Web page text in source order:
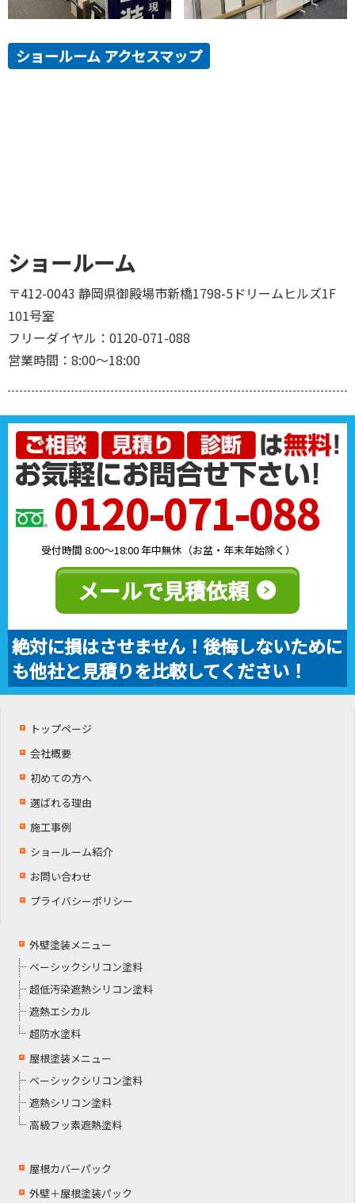
ショールーム アクセスマップ
ショールーム
〒412-0043 静岡県御殿場市新橋1798-5ドリームヒルズ1F
101号室
フリーダイヤル：0120-071-088
営業時間：8:00～18:00
0120-071-088
受付時間 8:00～18:00 年中無休（お盆・年末年始除く）
メールで見積依頼
絶対に損はさせません！後悔しないために
も他社と見積りを比較してください！
トップページ
会社概要
初めての方へ
選ばれる理由
施工事例
ショールーム紹介
お問い合わせ
プライバシーポリシー
外壁塗装メニュー
ベーシックシリコン塗料
超低汚染遮熱シリコン塗料
遮熱エシカル
超防水塗料
屋根塗装メニュー
ベーシックシリコン塗料
遮熱シリコン塗料
高級フッ素遮熱塗料
屋根カバーパック
外壁＋屋根塗装パック